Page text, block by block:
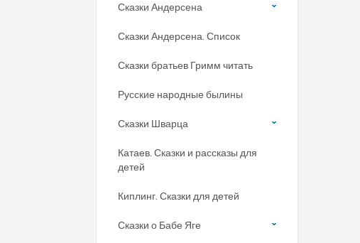
Сказки Андерсена
Сказки Андерсена. Список
Сказки братьев Гримм читать
Русские народные былины
Сказки Шварца
Катаев. Сказки и рассказы для
детей
Киплинг. Сказки для детей
Сказки о Бабе Яге